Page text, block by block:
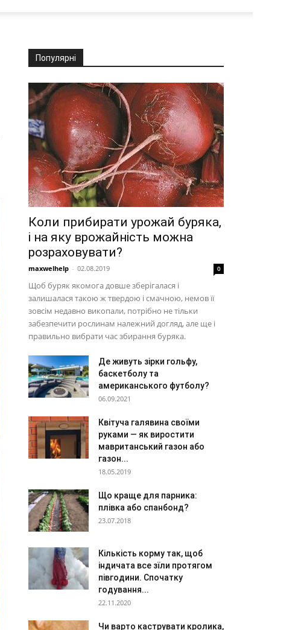
Популярні
Коли прибирати урожай буряка,
і на яку врожайність можна
розраховувати?
maxwelhelp - 02.08.2019 0
Щоб буряк якомога довше зберігалася і
залишалася такою ж твердою і смачною, немов її
зовсім недавно викопали, потрібно не тільки
забезпечити рослинам належний догляд, але ще і
правильно вибрати час збирання буряка.
Де живуть зірки гольфу,
баскетболу та
американського футболу?
06.09.2021
Квітуча галявина своїми
руками — як виростити
мавританський газон або
газон...
18.05.2019
Що краще для парника:
плівка або спанбонд?
23.07.2018
Кількість корму так, щоб
індичата все зїли протягом
півгодини. Спочатку
годування...
22.11.2020
Чи варто каструвати кролика,